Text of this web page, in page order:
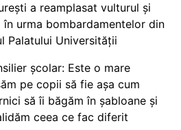
a reamplasat vulturul și
urma bombardamentelor din
Palatului Universității
școlar: Este o mare
pe copii să fie așa cum
să îi băgăm în șabloane și
ceea ce fac diferit